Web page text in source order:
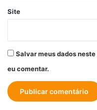
Site
Salvar meus dados
eu comentar.